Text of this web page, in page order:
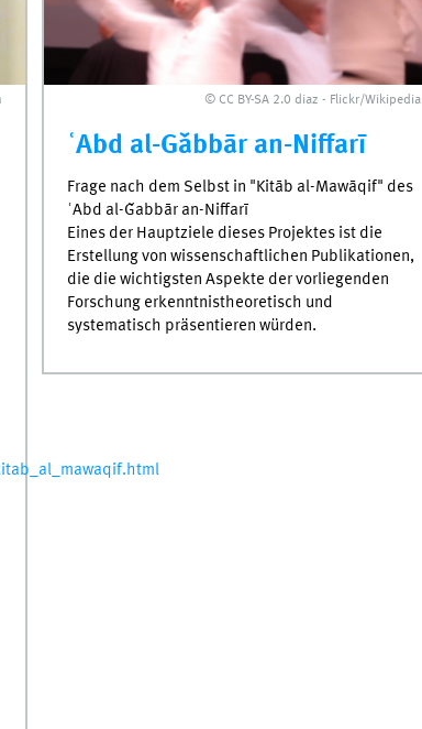
© CC BY-SA 2.0 diaz - Flickr/Wikipedia
ʿAbd al-Ǧabbār an-Niffarī
Frage nach dem Selbst in "Kitāb al-Mawāqif" des
ʿAbd al-Ǧabbār an-Niffarī
Eines der Hauptziele dieses Projektes ist die
Erstellung von wissenschaftlichen Publikationen,
die die wichtigsten Aspekte der vorliegenden
Forschung erkenntnistheoretisch und
systematisch präsentieren würden.